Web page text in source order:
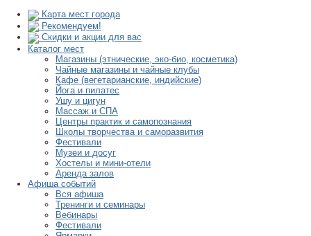
Карта мест города
Рекомендуем!
Скидки и акции для вас
Каталог мест
Магазины (этнические, эко-био, косметика)
Чайные магазины и чайные клубы
Кафе (вегетарианские, индийские)
Йога и пилатес
Ушу и цигун
Массаж и СПА
Центры практик и самопознания
Школы творчества и саморазвития
Фестивали
Музеи и досуг
Хостелы и мини-отели
Аренда залов
Афиша событий
Вся афиша
Тренинги и семинары
Вебинары
Фестивали